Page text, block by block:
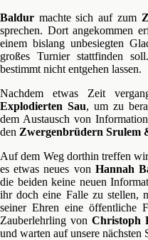
Baldur machte sich auf zum
sprechen. Dort angekommen
einem bislang unbesiegten
großes Turnier stattfinden
bestimmt nicht entgehen lassen.
Nachdem etwas Zeit
Explodierten Sau, um zu
dem Austausch von
den Zwergenbrüdern Srulem
Auf dem Weg dorthin treffen
es etwas neues von Hannah
die beiden keine neuen
ihr doch eine Falle zu stellen,
seiner Ehren eine öffentliche
Zauberlehrling von Christoph
und warten auf unsere nächsten